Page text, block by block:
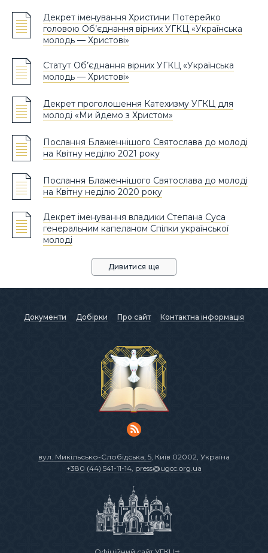
Декрет іменування Христини Потерейко
головою Об’єднання вірних УГКЦ «Українська
молодь — Христові»
Статут Об’єднання вірних УГКЦ «Українська
молодь — Христові»
Декрет проголошення Катехизму УГКЦ для
молоді «Ми йдемо з Христом»
Послання Блаженнішого Святослава до молоді
на Квітну неділю 2021 року
Послання Блаженнішого Святослава до молоді
на Квітну неділю 2020 року
Декрет іменування владики Степана Суса
генеральним капеланом Спілки української
молоді
Дивитися ще
Документи Добірки Про сайт Контактна інформація
вул. Микільсько-Слобідська, 5 , Київ 02002, Україна
+380 (44) 541-11-14 press@ugcc.org.ua